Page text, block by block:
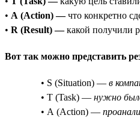
• A (Action) —что конкретно
• R (Result) —какой получили
Вот так можно представить
• S (Situation) — в
• T (Task) — нужно
• A (Action) —